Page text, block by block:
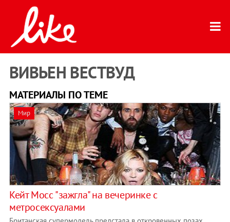
ВИВЬЕН ВЕСТВУД
МАТЕРИАЛЫ ПО ТЕМЕ
Мир
Кейт Мосс "зажгла" на вечеринке с
метросексуалами